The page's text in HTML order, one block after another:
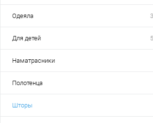
Одеяла
Для детей
Наматрасники
Полотенца
Шторы